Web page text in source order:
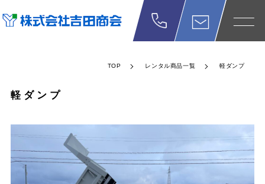
TOP レンタル商品一覧 軽ダンプ
軽ダンプ